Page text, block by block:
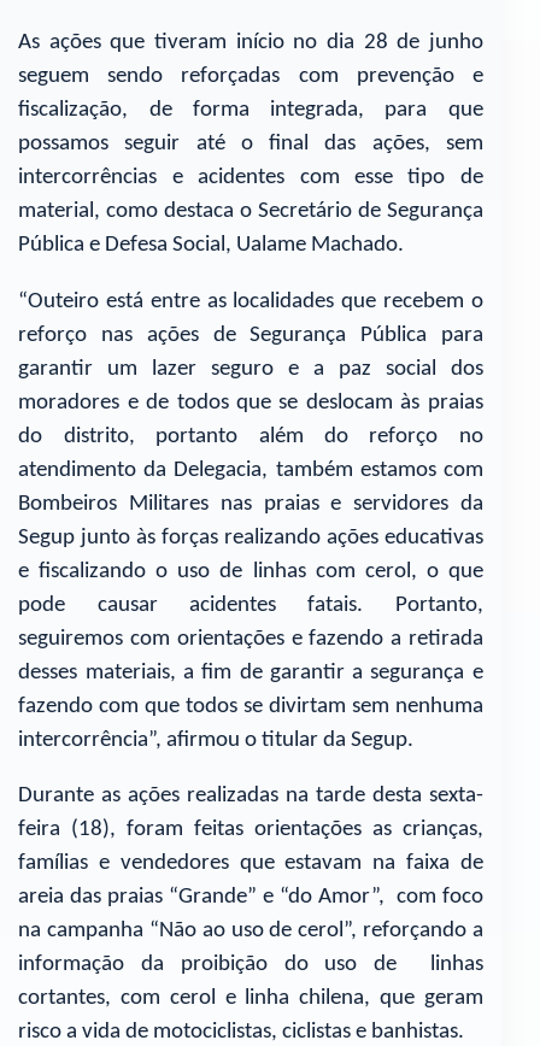
As ações que tiveram início no dia 28 de junho
seguem sendo reforçadas com prevenção e
fiscalização, de forma integrada, para que
possamos seguir até o final das ações, sem
intercorrências e acidentes com esse tipo de
material, como destaca o Secretário de Segurança
Pública e Defesa Social, Ualame Machado.
“Outeiro está entre as localidades que recebem o
reforço nas ações de Segurança Pública para
garantir um lazer seguro e a paz social dos
moradores e de todos que se deslocam às praias
do distrito, portanto além do reforço no
atendimento da Delegacia, também estamos com
Bombeiros Militares nas praias e servidores da
Segup junto às forças realizando ações educativas
e fiscalizando o uso de linhas com cerol, o que
pode causar acidentes fatais. Portanto,
seguiremos com orientações e fazendo a retirada
desses materiais, a fim de garantir a segurança e
fazendo com que todos se divirtam sem nenhuma
intercorrência”, afirmou o titular da Segup.
Durante as ações realizadas na tarde desta sexta-
feira (18), foram feitas orientações as crianças,
famílias e vendedores que estavam na faixa de
areia das praias “Grande” e “do Amor”, com foco
na campanha “Não ao uso de cerol”, reforçando a
informação da proibição do uso de linhas
cortantes, com cerol e linha chilena, que geram
risco a vida de motociclistas, ciclistas e banhistas.